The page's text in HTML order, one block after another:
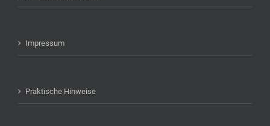
Impressum
Praktische Hinweise